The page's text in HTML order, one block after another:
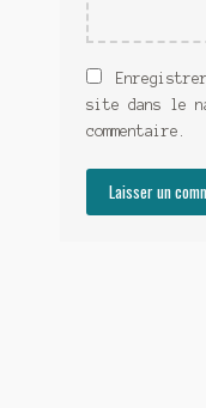
site dans le
commentaire.